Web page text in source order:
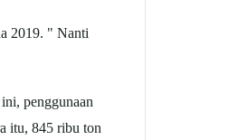
2019. " Nanti
penggunaan
itu, 845 ribu ton